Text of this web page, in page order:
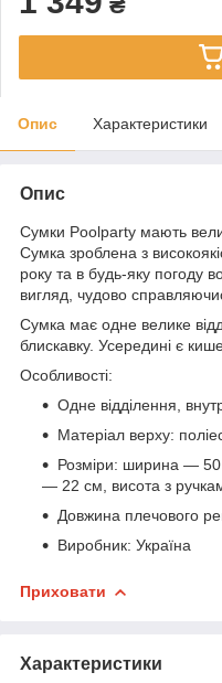
Опис Характеристики
Опис
Сумки Poolparty мають
Сумка зроблена з
року та в будь-яку погоду
вигляд, чудово
Сумка має одне велике
блискавку. Усередині є
Особливості:
Одне відділення,
Матеріал верху:
Розміри: ширина —
— 22 см, висота з
Довжина плечового
Виробник: Україна
Приховати
Характеристики